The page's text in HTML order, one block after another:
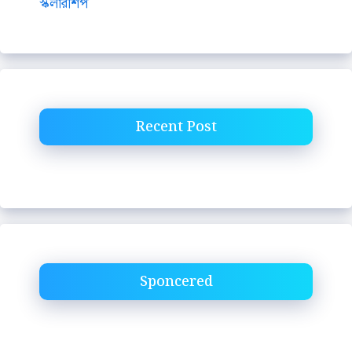
Recent Post
Sponcered